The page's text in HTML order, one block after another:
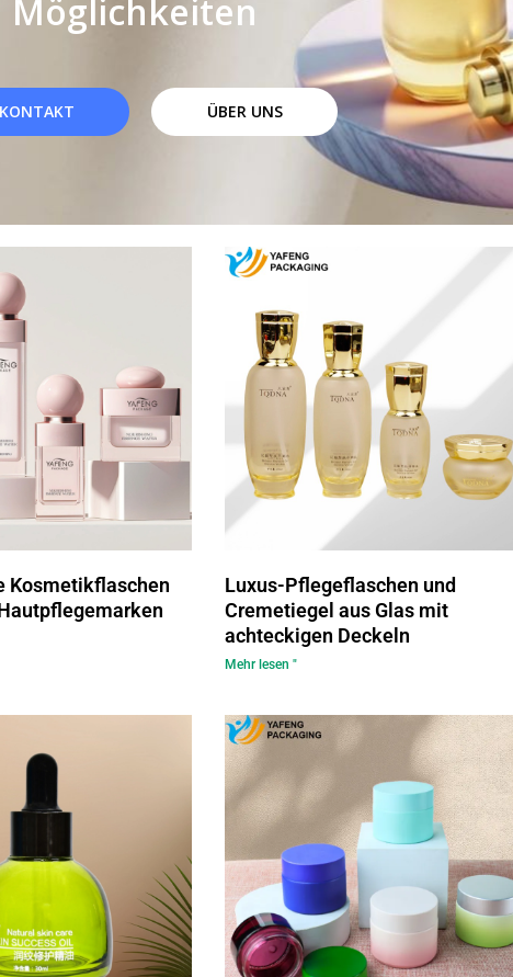
Möglichkeiten
KONTAKT ÜBER UNS
Kosmetikflaschen
Luxus-Pflegeflaschen und
Cremetiegel aus Glas mit
achteckigen Deckeln
Mehr lesen "
Seite